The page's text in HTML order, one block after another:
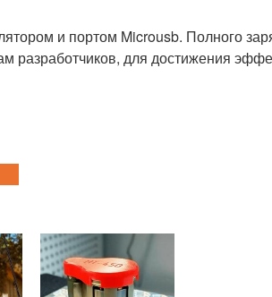
и портом Microusb. Полного
разработчиков, для достижения